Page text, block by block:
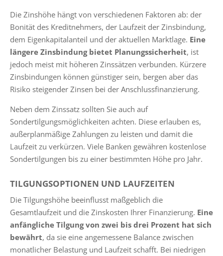
Die Zinshöhe hängt von verschiedenen Faktoren ab: der
Bonität des Kreditnehmers, der Laufzeit der Zinsbindung,
dem Eigenkapitalanteil und der aktuellen Marktlage. Eine
längere Zinsbindung bietet Planungssicherheit, ist
jedoch meist mit höheren Zinssätzen verbunden. Kürzere
Zinsbindungen können günstiger sein, bergen aber das
Risiko steigender Zinsen bei der Anschlussfinanzierung.
Neben dem Zinssatz sollten Sie auch auf
Sondertilgungsmöglichkeiten achten. Diese erlauben es,
außerplanmäßige Zahlungen zu leisten und damit die
Laufzeit zu verkürzen. Viele Banken gewähren kostenlose
Sondertilgungen bis zu einer bestimmten Höhe pro Jahr.
TILGUNGSOPTIONEN UND LAUFZEITEN
Die Tilgungshöhe beeinflusst maßgeblich die
Gesamtlaufzeit und die Zinskosten Ihrer Finanzierung. Eine
anfängliche Tilgung von zwei bis drei Prozent hat sich
bewährt, da sie eine angemessene Balance zwischen
monatlicher Belastung und Laufzeit schafft. Bei niedrigen